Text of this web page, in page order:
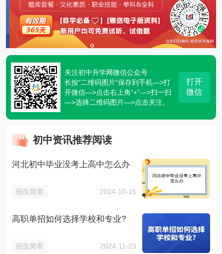
关注初中升学网微信公众号
长按“二维码图片”保存到手机—>打
开微信—>点击右上角“+”—>扫一扫
—>选择二维码图片—>点击关注。
打开
微信
初中资讯推荐阅读
河北初中毕业没考上高中怎么办
招生简章 2024-10-15
高职单招如何选择学校和专业?
招生简章 2024-11-23